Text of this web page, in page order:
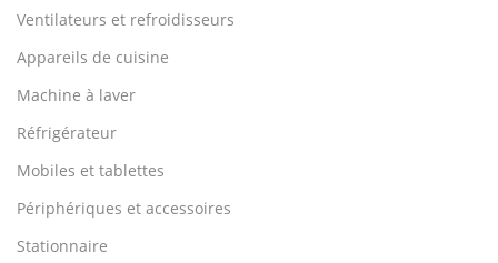
Ventilateurs et refroidisseurs
Appareils de cuisine
Machine à laver
Réfrigérateur
Mobiles et tablettes
Périphériques et accessoires
Stationnaire